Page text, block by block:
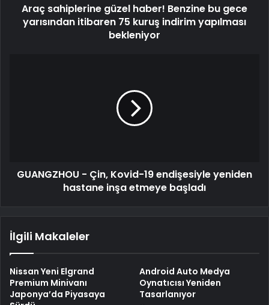
Araç sahiplerine güzel haber! Benzine bu gece
yarısından itibaren 75 kuruş indirim yapılması
bekleniyor
GUANGZHOU - Çin, Kovid-19 endişesiyle yeniden
hastane inşa etmeye başladı
İlgili Makaleler
Nissan Yeni Elgrand
Premium Minivanı
Japonya’da Piyasaya
Android Auto Medya
Oynatıcısı Yeniden
Tasarlanıyor